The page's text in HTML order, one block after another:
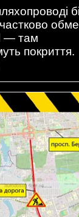
— там
покриття.